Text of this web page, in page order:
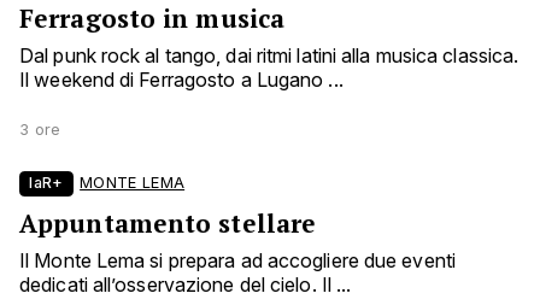
Ferragosto in musica
Dal punk rock al tango, dai ritmi latini alla musica classica.
Il weekend di Ferragosto a Lugano ...
3 ore
laR+ MONTE LEMA
Appuntamento stellare
Il Monte Lema si prepara ad accogliere due eventi
dedicati all’osservazione del cielo. Il ...